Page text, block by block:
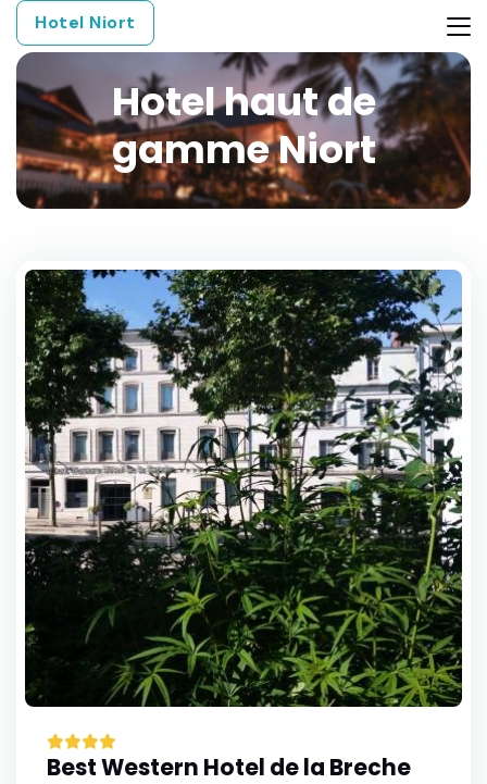
Hotel Niort
Hotel haut de
gamme Niort
Best Western Hotel de la Breche